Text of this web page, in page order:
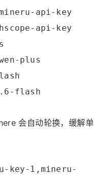
mineru-api-key
api-key
plus
flash
会自动轮换，缓解单
key-1,mineru-